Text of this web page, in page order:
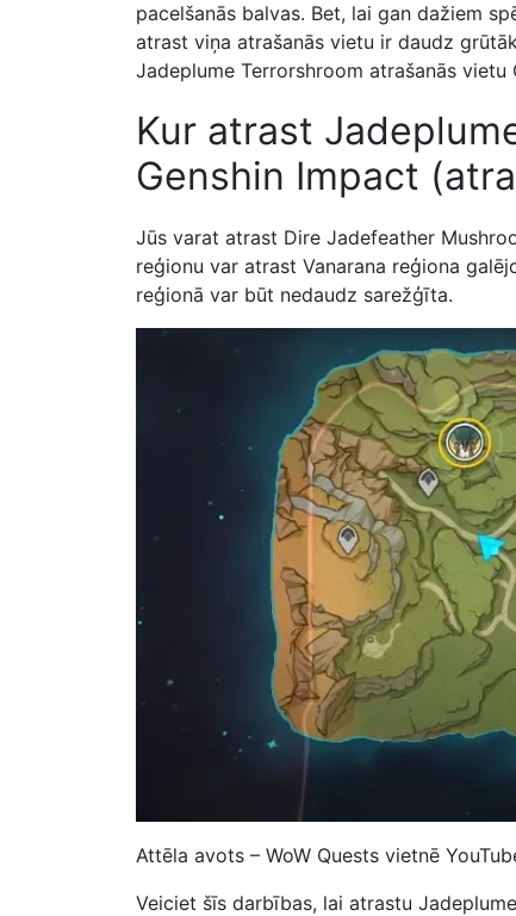
pacelšanās balvas. Bet, lai gan dažiem
atrast viņa atrašanās vietu ir daudz
Jadeplume Terrorshroom atrašanās vietu
Kur atrast
Genshin Impact
Jūs varat atrast Dire Jadefeather
reģionu var atrast Vanarana reģiona
reģionā var būt nedaudz sarežģīta.
Attēla avots – WoW Quests vietnē
Veiciet šīs darbības, lai atrastu